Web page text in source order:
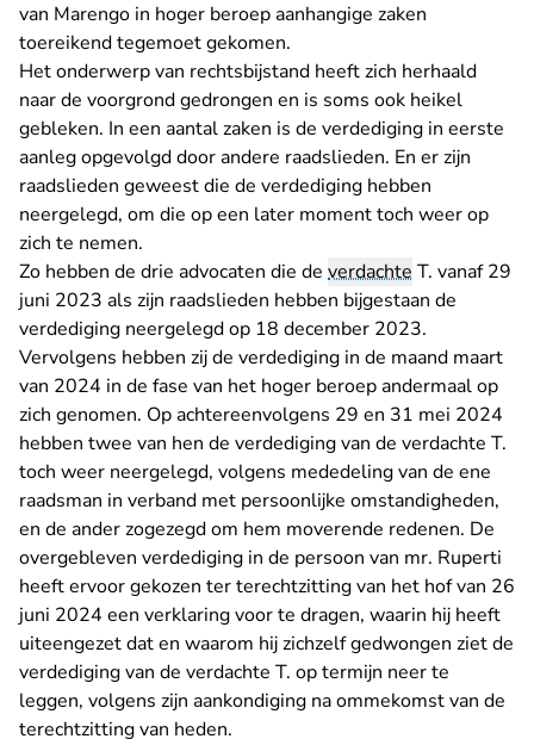
van Marengo in hoger beroep aanhangige zaken
toereikend tegemoet gekomen.
Het onderwerp van rechtsbijstand heeft zich herhaald
naar de voorgrond gedrongen en is soms ook heikel
gebleken. In een aantal zaken is de verdediging in eerste
aanleg opgevolgd door andere raadslieden. En er zijn
raadslieden geweest die de verdediging hebben
neergelegd, om die op een later moment toch weer op
zich te nemen.
Zo hebben de drie advocaten die de verdachte T. vanaf 29
juni 2023 als zijn raadslieden hebben bijgestaan de
verdediging neergelegd op 18 december 2023.
Vervolgens hebben zij de verdediging in de maand maart
van 2024 in de fase van het hoger beroep andermaal op
zich genomen. Op achtereenvolgens 29 en 31 mei 2024
hebben twee van hen de verdediging van de verdachte T.
toch weer neergelegd, volgens mededeling van de ene
raadsman in verband met persoonlijke omstandigheden,
en de ander zogezegd om hem moverende redenen. De
overgebleven verdediging in de persoon van mr. Ruperti
heeft ervoor gekozen ter terechtzitting van het hof van 26
juni 2024 een verklaring voor te dragen, waarin hij heeft
uiteengezet dat en waarom hij zichzelf gedwongen ziet de
verdediging van de verdachte T. op termijn neer te
leggen, volgens zijn aankondiging na ommekomst van de
terechtzitting van heden.